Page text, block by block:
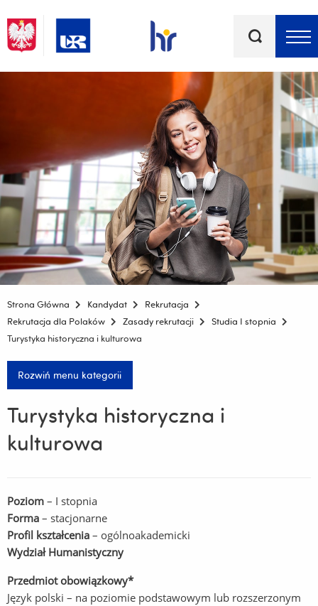
kluczowe
Strona Główna Kandydat
Rekrutacja
Rekrutacja dla Polaków
Zasady rekrutacji
Studia I stopnia
Turystyka historyczna i kulturowa
Rozwiń menu kategorii
Turystyka historyczna i
kulturowa
Poziom – I stopnia
Forma – stacjonarne
Profil kształcenia – ogólnoakademicki
Wydział Humanistyczny
Przedmiot obowiązkowy*
Język polski – na poziomie podstawowym lub rozszerzonym